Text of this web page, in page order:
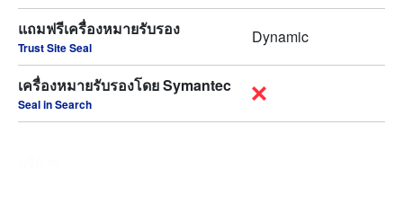
แถมฟรีเครื่องหมายรับรอง
Trust Site Seal
Dynamic
เครื่องหมายรับรองโดย Symantec
Seal in Search